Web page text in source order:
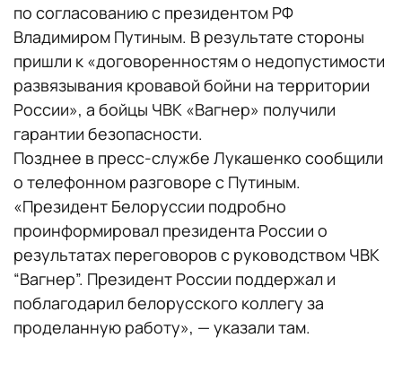
по согласованию с президентом РФ
Владимиром Путиным. В результате стороны
пришли к «договоренностям о недопустимости
развязывания кровавой бойни на территории
России», а бойцы ЧВК «Вагнер» получили
гарантии безопасности.
Позднее в пресс-службе Лукашенко сообщили
о телефонном разговоре с Путиным.
«Президент Белоруссии подробно
проинформировал президента России о
результатах переговоров с руководством ЧВК
“Вагнер”. Президент России поддержал и
поблагодарил белорусского коллегу за
проделанную работу», — указали там.